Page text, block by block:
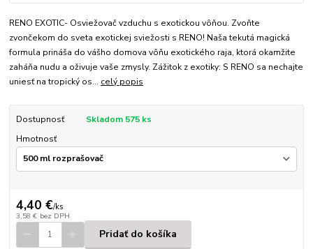
RENO EXOTIC- Osviežovač vzduchu s exotickou vôňou. Zvoňte
zvončekom do sveta exotickej sviežosti s RENO! Naša tekutá magická
formula prináša do vášho domova vôňu exotického raja, ktorá okamžite
zaháňa nudu a oživuje vaše zmysly. Zážitok z exotiky: S RENO sa nechajte
uniesť na tropický os... celý popis
Dostupnosť
Skladom 575 ks
Hmotnosť
4,40 €/ks
3,58 € bez DPH
Pridať do košíka